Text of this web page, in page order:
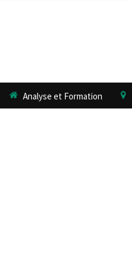
Analyse et Formation